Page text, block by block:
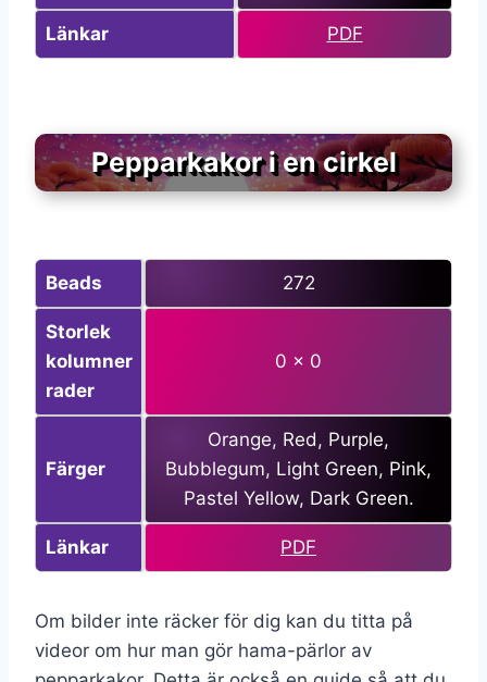
Länkar PDF
Pepparkakor i en cirkel
Beads 272
Storlek
kolumner
rader
0 x 0
Färger
Orange, Red, Purple,
Bubblegum, Light Green, Pink,
Pastel Yellow, Dark Green.
Länkar PDF
Om bilder inte räcker för dig kan du titta på
videor om hur man gör hama-pärlor av